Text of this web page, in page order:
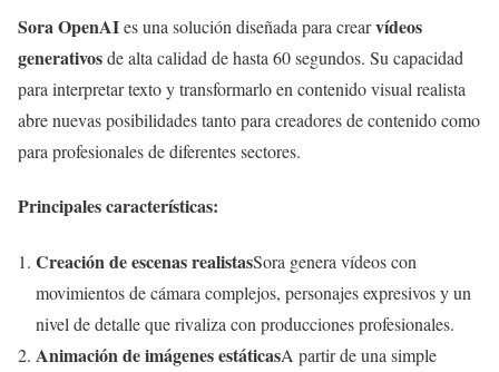
Sora OpenAIes una solución diseñada para crearvídeos
generativosde alta calidad de hasta 60 segundos. Su capacidad
para interpretar texto y transformarlo en contenido visual realista
abre nuevas posibilidades tanto para creadores de contenido como
para profesionales de diferentes sectores.
Principales características:
Creación de escenas realistasSora genera vídeos con
movimientos de cámara complejos, personajes expresivos y un
nivel de detalle que rivaliza con producciones profesionales.
Animación de imágenes estáticasA partir de una simple